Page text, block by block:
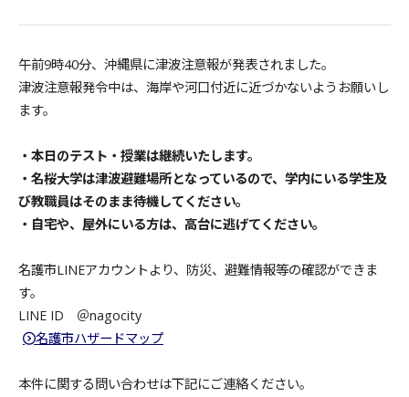
午前9時40分、沖縄県に津波注意報が発表されました。
津波注意報発令中は、 海岸や河口付近に近づかないようお願いし
ます。
・本日のテスト・授業は継続いたします。
・名桜大学は津波避難場所となっているので、学内にいる学生及
び教職員はそのまま待機してください。
・自宅や、屋外にいる方は、高台に逃げてください。
名護市LINEアカウントより、防災、避難情報等の確認ができま
す。
LINE ID ＠nagocity
名護市ハザードマップ
本件に関する問い合わせは下記にご連絡ください。